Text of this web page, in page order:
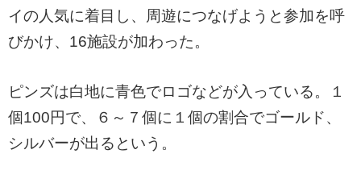
イの人気に着目し、周遊につなげようと参加を呼
びかけ、16施設が加わった。
ピンズは白地に青色でロゴなどが入っている。１
個100円で、６～７個に１個の割合でゴールド、
シルバーが出るという。